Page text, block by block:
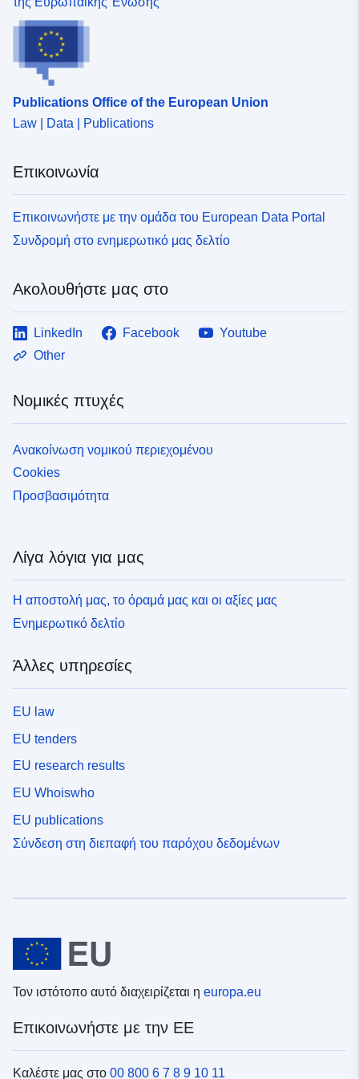
uriRef:
Publications Office of the European Union
Law | Data | Publications
Επικοινωνία
Επικοινωνήστε με την ομάδα του European Data Portal
Συνδρομή στο ενημερωτικό μας δελτίο
Ακολουθήστε μας στο
LinkedIn Facebook
Youtube
Other
Νομικές πτυχές
Ανακοίνωση νομικού περιεχομένου
Cookies
Προσβασιμότητα
Λίγα λόγια για μας
Η αποστολή μας, το όραμά μας και οι αξίες μας
Ενημερωτικό δελτίο
Άλλες υπηρεσίες
EU law
EU tenders
EU research results
EU Whoiswho
EU publications
Σύνδεση στη διεπαφή του παρόχου δεδομένων
Τον ιστότοπο αυτό διαχειρίζεται η europa.eu
Επικοινωνήστε με την ΕΕ
Καλέστε μας στο 00 800 6 7 8 9 10 11